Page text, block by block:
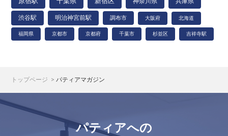
渋谷駅 明治神宮前駅 調布市 大阪府 北海道
福岡県 京都市 京都府 千葉市 杉並区 吉祥寺駅
トップページ パティアマガジン
パティアへの